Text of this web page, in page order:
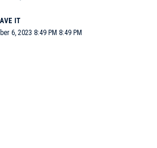
6, 2023 8:49 PM 8:49 PM